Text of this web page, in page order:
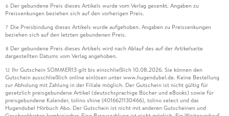
6 Der gebundene Preis dieses Artikels wurde vom Verlag gesenkt. Angaben zu
Preissenkungen beziehen sich auf den vorherigen Preis.
7 Die Preisbindung dieses Artikels wurde aufgehoben. Angaben zu Preissenkungen
beziehen sich auf den letzten gebundenen Preis.
8 Der gebundene Preis dieses Artikels wird nach Ablauf des auf der Artikelseite
dargestellten Datums vom Verlag angehoben.
12 Ihr Gutschein SOMMER13 gilt bis einschließlich 10.08.2026. Sie können den
Gutschein ausschließlich online einlösen unter www.hugendubel.de. Keine Bestellung
zur Abholung mit Zahlung in der Filiale möglich. Der Gutschein ist nicht gültig für
gesetzlich preisgebundene Artikel (deutschsprachige Bücher und eBooks) sowie für
preisgebundene Kalender, tolino shine (4016621130466), tolino select und das
Hugendubel Hörbuch Abo. Der Gutschein ist nicht mit anderen Gutscheinen und